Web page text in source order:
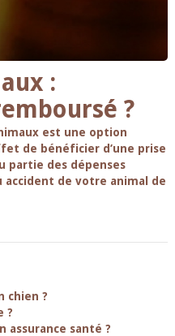
:
?
est une option
de bénéficier d’une prise
partie des dépenses
accident de votre animal de
chien ?
?
assurance santé ?